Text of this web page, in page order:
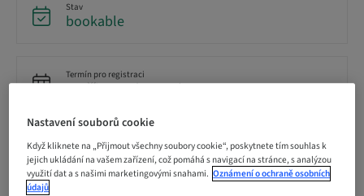
Stav
bookable
Termín pro registraci
11. říj 2026 (UTC+9)
Cena za účastníka (platí místní daně)
JPY 30000.00
Nastavení souborů cookie
Když kliknete na „Přijmout všechny soubory cookie“, poskytnete tím souhlas k
jejich ukládání na vašem zařízení, což pomáhá s navigací na stránce, s analýzou
využití dat a s našimi marketingovými snahami. Oznámení o ochraně osobních
údajů